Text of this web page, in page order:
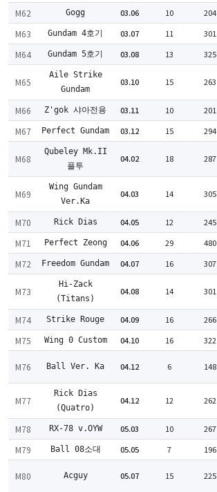
M62 Gogg 03.06 10 204
M63 Gundam 4호기 03.07 11 301
M64 Gundam 5호기 03.08 13 325
M65
Aile Strike
Gundam
03.10 15 263
M66 Z'gok 샤아전용 03.11 10 201
M67 Perfect Gundam 03.12 15 294
M68
Qubeley Mk.II
플투
04.02 18 287
M69
Wing Gundam
Ver.Ka
04.03 14 305
M70 Rick Dias 04.05 12 245
M71 Perfect Zeong 04.06 29 480
M72 Freedom Gundam 04.07 16 307
M73
Hi-Zack
(Titans)
04.08 14 301
M74 Strike Rouge 04.09 16 266
M75 Wing 0 Custom 04.10 16 322
M76 Ball Ver. Ka 04.12 6 148
M77
Rick Dias
(Quatro)
04.12 12 262
M78 RX-78 v.OYW 05.03 10 267
M79 Ball 08소대 05.05 7 196
M80 Acguy 05.07 15 225